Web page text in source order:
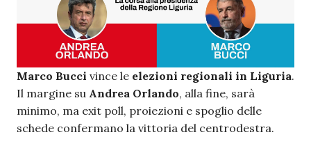
Marco Bucci vince le elezioni regionali in Liguria.
Il margine su Andrea Orlando, alla fine, sarà
minimo, ma exit poll, proiezioni e spoglio delle
schede confermano la vittoria del centrodestra.